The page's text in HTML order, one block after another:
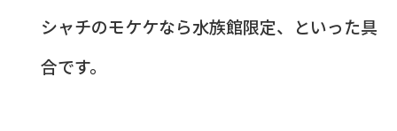
シャチのモケケなら水族館限定、といった具
合です。